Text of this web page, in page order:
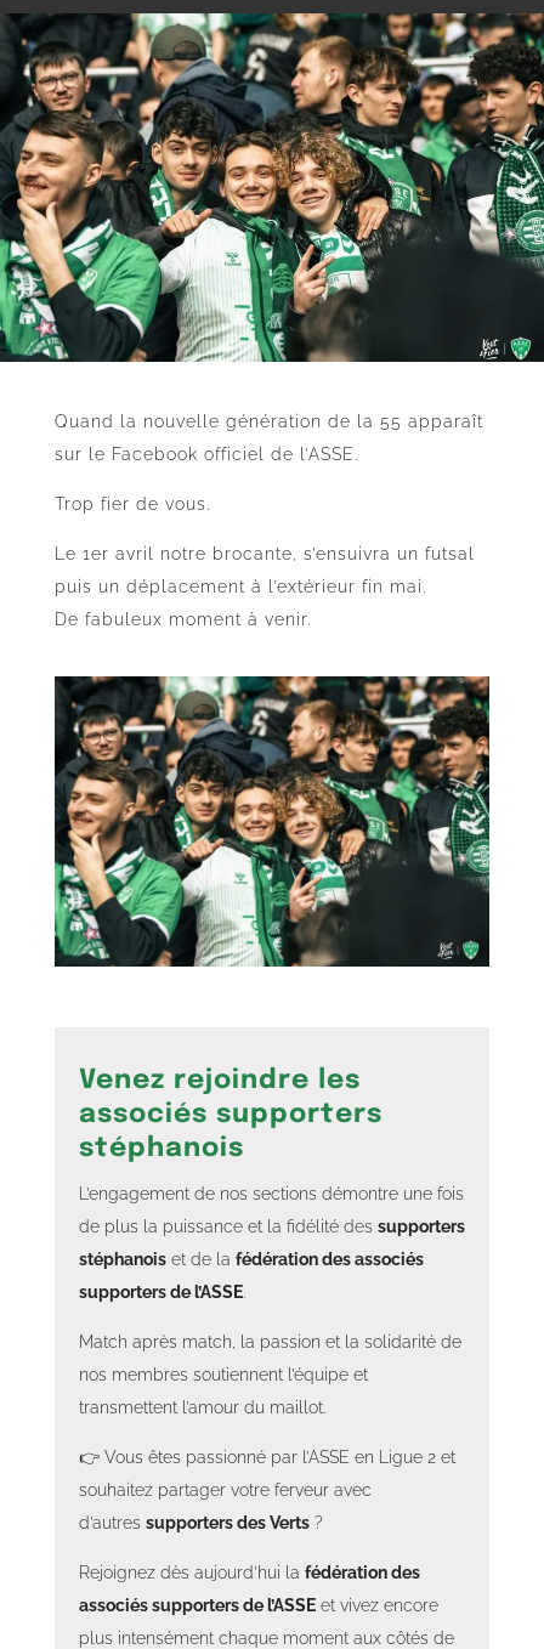
Quand la nouvelle génération de la 55 apparaît
sur le Facebook officiel de l’ASSE.
Trop fier de vous.
Le 1er avril notre brocante, s’ensuivra un futsal
puis un déplacement à l’extérieur fin mai.
De fabuleux moment à venir.
Venez rejoindre les
associés supporters
stéphanois
L’engagement de nos sections démontre une fois
de plus la puissance et la fidélité des supporters
stéphanois et de la fédération des associés
supporters de l’ASSE.
Match après match, la passion et la solidarité de
nos membres soutiennent l’équipe et
transmettent l’amour du maillot.
👉 Vous êtes passionné par l’ASSE en Ligue 2 et
souhaitez partager votre ferveur avec
d’autres supporters des Verts ?
Rejoignez dès aujourd’hui la fédération des
associés supporters de l’ASSE et vivez encore
plus intensément chaque moment aux côtés de